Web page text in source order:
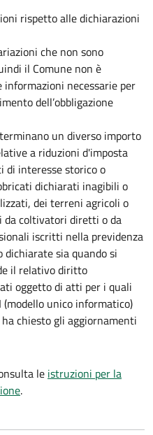
rispetto alle dichiarazioni
che non sono
il Comune non è
informazioni necessarie per
dell’obbligazione
un diverso importo
a riduzioni d'imposta
di interesse storico o
dichiarati inagibili o
dei terreni agricoli o
da coltivatori diretti o da
iscritti nella previdenza
dichiarate sia quando si
il relativo diritto
oggetto di atti per i quali
unico informatico)
chiesto gli aggiornamenti
le istruzioni per la
.